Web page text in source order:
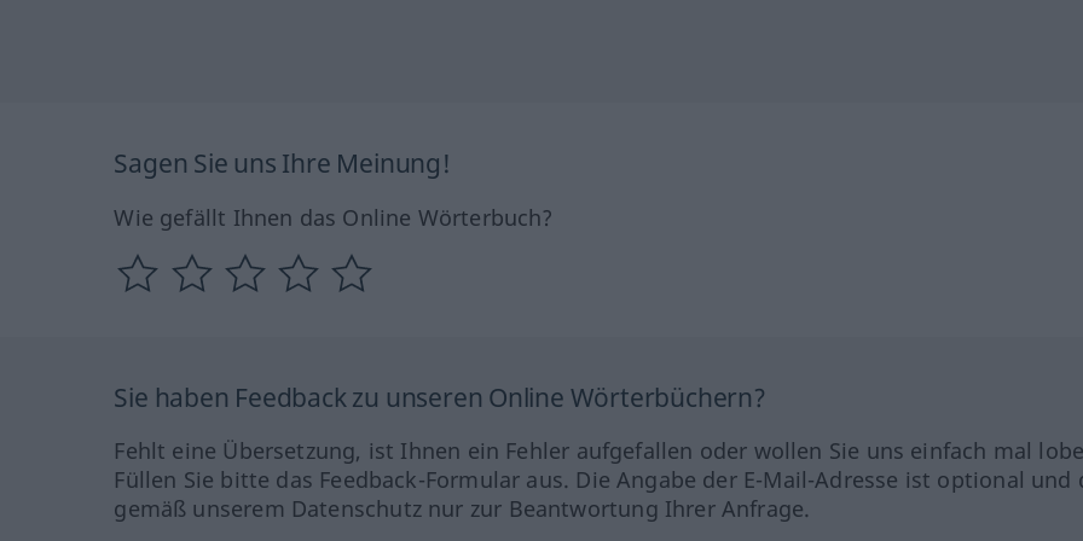
Sagen Sie uns Ihre Meinung!
Wie gefällt Ihnen das Online Wörterbuch?
Sie haben Feedback zu unseren Online Wörterbüchern?
Fehlt eine Übersetzung, ist Ihnen ein Fehler aufgefallen oder wollen Sie uns einfach mal
Füllen Sie bitte das Feedback-Formular aus. Die Angabe der E-Mail-Adresse ist optional und
gemäß unserem Datenschutz nur zur Beantwortung Ihrer Anfrage.